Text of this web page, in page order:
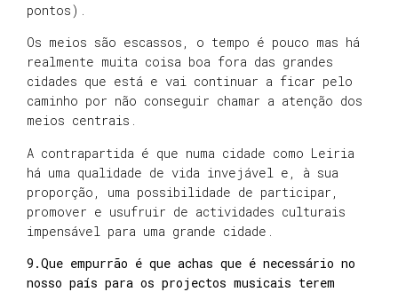
pontos).
Os meios são escassos, o tempo é pouco mas há
realmente muita coisa boa fora das grandes
cidades que está e vai continuar a ficar pelo
caminho por não conseguir chamar a atenção dos
meios centrais.
A contrapartida é que numa cidade como Leiria
há uma qualidade de vida invejável e, à sua
proporção, uma possibilidade de participar,
promover e usufruir de actividades culturais
impensável para uma grande cidade.
9.Que empurrão é que achas que é necessário no
nosso país para os projectos musicais terem